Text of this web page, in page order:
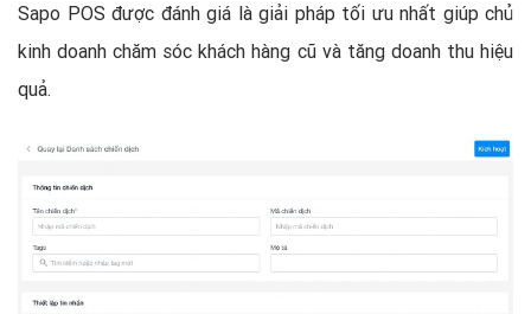
Sapo POS được đánh giá là giải pháp tối ưu nhất giúp chủ
kinh doanh chăm sóc khách hàng cũ và tăng doanh thu hiệu
quả.